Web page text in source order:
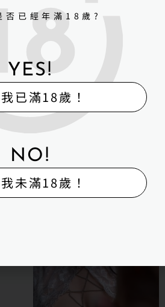
Irontechdoll 鐵藝全矽膠 成
人娃娃 163cm+S38 Flora
成
否已經年滿18歲?
YES!
已滿18歲！
NO!
未滿18歲！